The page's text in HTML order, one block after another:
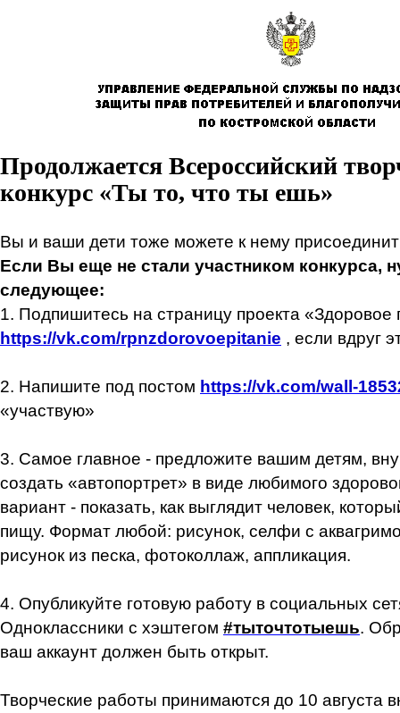
Продолжается Всероссийский
конкурс «Ты то, что ты ешь»
Вы и ваши дети тоже можете к нему
Если Вы еще не стали участником конкурса,
следующее:
1. Подпишитесь на страницу проекта «Здоровое
https://vk.com/rpnzdorovoepitanie , если вдруг
2. Напишите под постом https://vk.com/wall-
«участвую»
3. Самое главное - предложите вашим детям,
создать «автопортрет» в виде любимого
вариант - показать, как выглядит человек,
пищу. Формат любой: рисунок, селфи с
рисунок из песка, фотоколлаж, аппликация.
4. Опубликуйте готовую работу в социальных
Одноклассники с хэштегом #тыточтотыешь.
ваш аккаунт должен быть открыт.
Творческие работы принимаются до 10 августа